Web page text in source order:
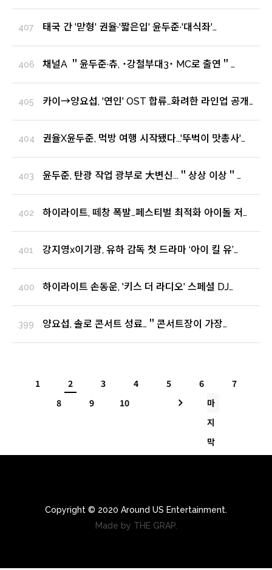
407
태국 간 '맏형' 권율·'짧은입' 윤두준·'대식좌'
406
채널A ＂윤두준·츄, ˙강철부대3˙ MC로 출연＂
405
카이→양요섭, '연인' OST 합류…화려한 라인업 공개
404
권율X윤두준, 먹방 여행 시작됐다...'뚜벅이 맛총사'
403
윤두준, 탄광 작업 광부로 大변신...＂상상 이상＂
402
하이라이트, 떼창 폭발…페스티벌 최적화 아이돌 저력
401
강지영x이기광, 유하 감독 첫 드라마 ‘아이 킬 유’
400
하이라이트 손동운, '키스 더 라디오' 스페셜 DJ
399
양요섭, 솔로 콘서트 성료…＂콘서트장이 가장
1 2 3 4 5 6
7
8
9 10
마
지
막
Copyright © 2020 Around US Entertainment.
Made by THE GRAP.